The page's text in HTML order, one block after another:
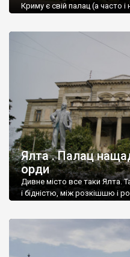
Криму є свій палац (а часто і
Ялта . Палац
орди
Дивне місто все таки Ялта.
і бідністю, між розкішшю і